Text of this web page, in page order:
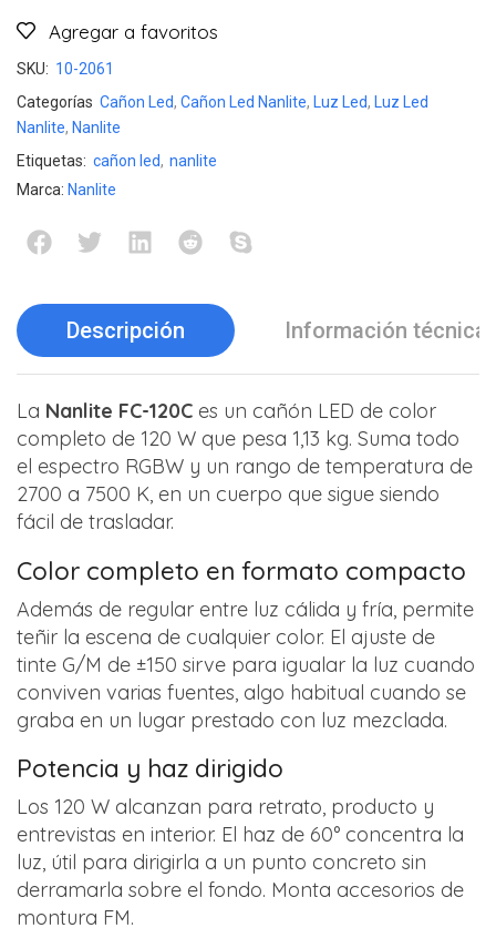
Agregar a favoritos
SKU: 10-2061
Categorías Cañon Led, Cañon Led Nanlite, Luz Led, Luz Led
Nanlite, Nanlite
Etiquetas: cañon led, nanlite
Marca: Nanlite
Descripción Información técnica
La Nanlite FC-120C es un cañón LED de color
completo de 120 W que pesa 1,13 kg. Suma todo
el espectro RGBW y un rango de temperatura de
2700 a 7500 K, en un cuerpo que sigue siendo
fácil de trasladar.
Color completo en formato compacto
Además de regular entre luz cálida y fría, permite
teñir la escena de cualquier color. El ajuste de
tinte G/M de ±150 sirve para igualar la luz cuando
conviven varias fuentes, algo habitual cuando se
graba en un lugar prestado con luz mezclada.
Potencia y haz dirigido
Los 120 W alcanzan para retrato, producto y
entrevistas en interior. El haz de 60° concentra la
luz, útil para dirigirla a un punto concreto sin
derramarla sobre el fondo. Monta accesorios de
montura FM.